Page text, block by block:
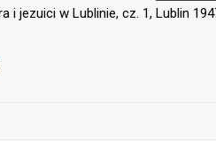
i jezuici w Lublinie, cz. 1, Lublin